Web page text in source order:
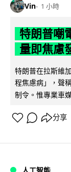
Vin 1 小時
特朗普嘲
量即焦慮
特朗普在拉斯維
程焦慮病」，聲
制令。惟專業車
分享